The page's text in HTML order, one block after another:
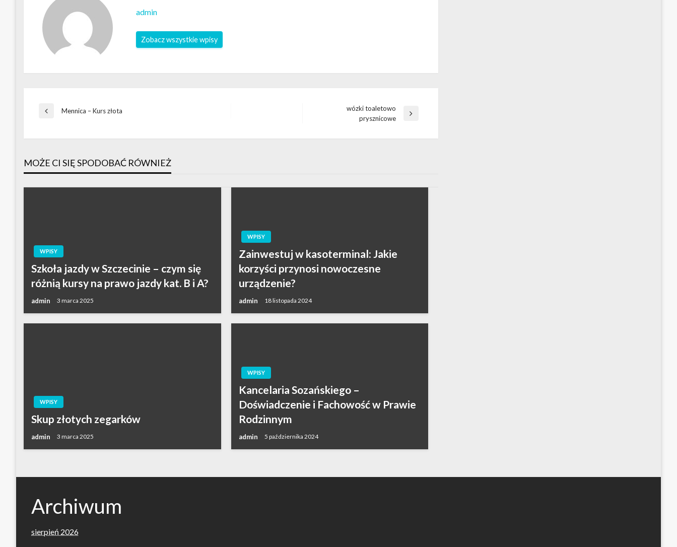
admin
Zobacz wszystkie wpisy
Nawigacja
wpisu
Poprzedni
Mennica – Kurs złota
wózki toaletowo
prysznicowe
MOŻE CI SIĘ SPODOBAĆ RÓWNIEŻ
WPISY
Szkoła jazdy w Szczecinie – czym się
różnią kursy na prawo jazdy kat. B i A?
admin 3 marca 2025
WPISY
Zainwestuj w kasoterminal: Jakie
korzyści przynosi nowoczesne
urządzenie?
admin 18 listopada 2024
WPISY
Skup złotych zegarków
admin 3 marca 2025
WPISY
Kancelaria Sozańskiego –
Doświadczenie i Fachowość w Prawie
Rodzinnym
admin 5 października 2024
Archiwum
sierpień 2026